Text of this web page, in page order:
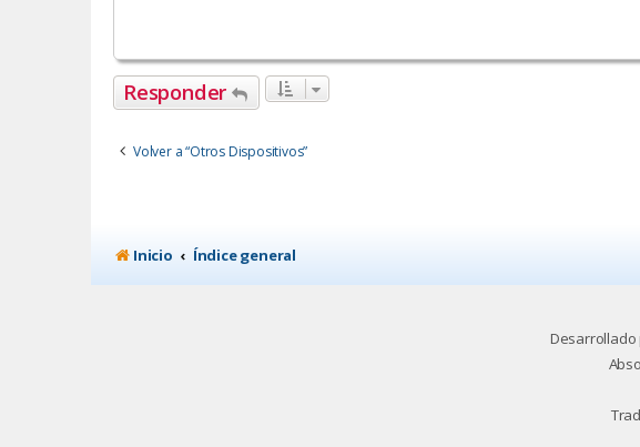
Responder
Volver a “Otros Dispositivos”
Inicio Índice general
Desarrollado